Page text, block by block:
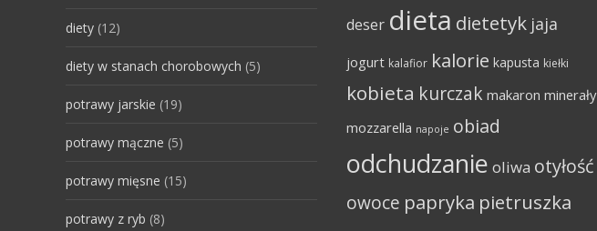
diety (12)
diety w stanach chorobowych (5)
potrawy jarskie (19)
potrawy mączne (5)
potrawy mięsne (15)
potrawy z ryb (8)
deser dieta dietetyk jaja
jogurt kalafior kalorie kapusta kiełki
kobieta kurczak makaron minerały
mozzarella napoje obiad
odchudzanie oliwa otyłość
owoce papryka pietruszka